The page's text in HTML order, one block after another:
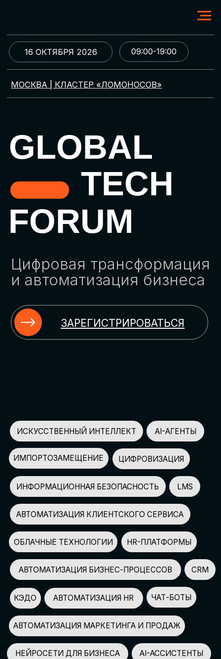
МОСКВА | КЛАСТЕР «ЛОМОНОСОВ»
GLOBAL
TECH
FORUM
Цифровая трансформация
и автоматизация бизнеса
ЗАРЕГИСТРИРОВАТЬСЯ
09:00-19:00
16 ОКТЯБРЯ 2026
ИСКУССТВЕННЫЙ ИНТЕЛЛЕКТ
НЕЙРОСЕТИ ДЛЯ БИЗНЕСА
КЭДО
ЦИФРОВИЗАЦИЯ
АВТОМАТИЗАЦИЯ HR
АВТОМАТИЗАЦИЯ МАРКЕТИНГА И ПРОДАЖ
AI-АССИСТЕНТЫ
ЧАТ-БОТЫ
ИМПОРТОЗАМЕЩЕНИЕ
СПИКЕРОВ
150+
ПАРТНЕРОВ
100+
УЧАСТНИКОВ
2500+